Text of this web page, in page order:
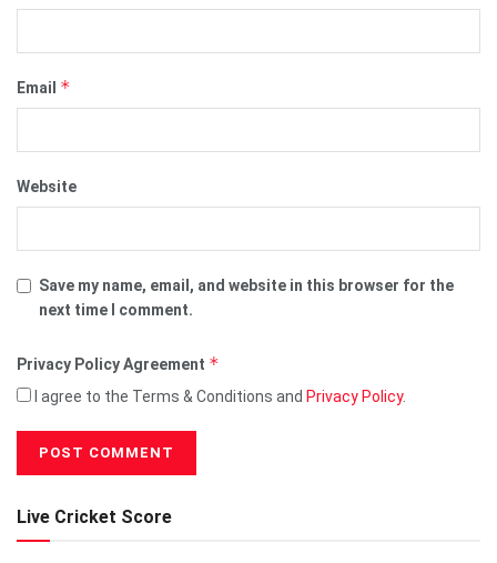
Email *
Website
Save my name, email, and website in this browser for the
next time I comment.
Privacy Policy Agreement *
I agree to the Terms & Conditions and Privacy Policy.
Live Cricket Score